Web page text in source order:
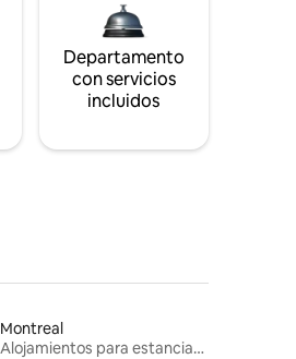
Departamento
con servicios
incluidos
Montreal
Alojamientos para estancias largas